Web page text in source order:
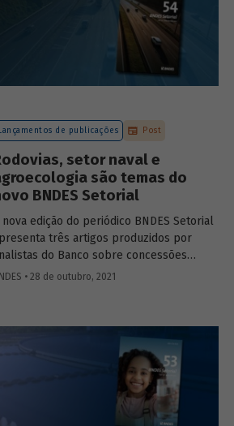
Lançamentos de publicações Post
setor naval e
são temas do
BNDES Setorial
nova edição do periódico BNDES Setorial
três artigos produzidos por
do Banco sobre concessões
indústria naval e agroecologia,
a publicação completa.
• 28 de outubro, 2021